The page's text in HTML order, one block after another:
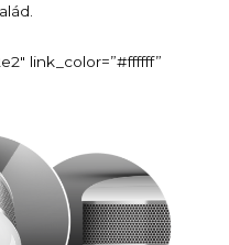
link_color=”#ffffff”